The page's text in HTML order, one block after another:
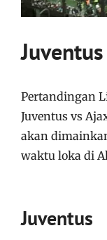
Pertandingan
Juventus vs
akan
waktu loka di
Juventus